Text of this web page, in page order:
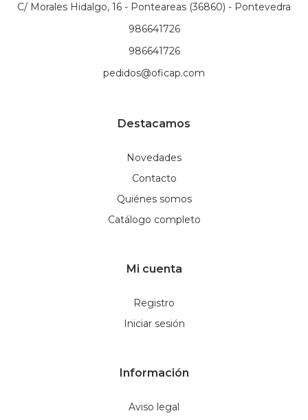
C/ Morales Hidalgo, 16 - Ponteareas (36860) - Pontevedra
986641726
986641726
pedidos@oficap.com
Destacamos
Novedades
Contacto
Quiénes somos
Catálogo completo
Mi cuenta
Registro
Iniciar sesión
Información
Aviso legal